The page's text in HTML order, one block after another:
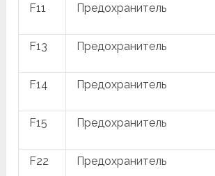
F11 Предохранитель
F13 Предохранитель
F14 Предохранитель
F15 Предохранитель
F22 Предохранитель